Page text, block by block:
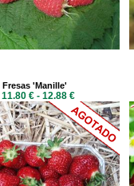
Fresas 'Manille'
11.80 € - 12.88 €